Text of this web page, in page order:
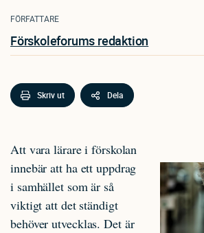
FÖRFATTARE
Förskoleforums redaktion
Skriv ut Dela
Att vara lärare i förskolan
innebär att ha ett uppdrag
i samhället som är så
viktigt att det ständigt
behöver utvecklas. Det är